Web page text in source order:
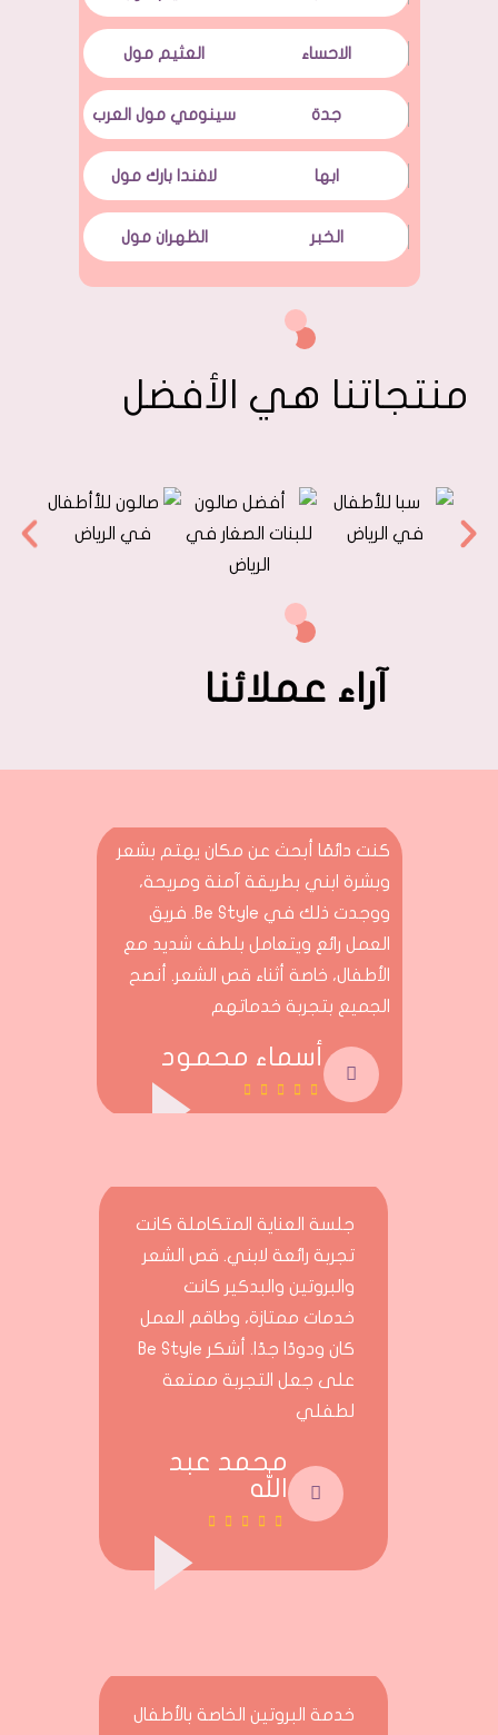
الاحساء العثيم مول
جدة سينومي مول العرب
ابها لافندا بارك مول
الخبر الظهران مول
منتجاتنا هي الأفضل
آراء عملائنا
كنت دائمًا أبحث عن مكان يهتم بشعر
وبشرة ابني بطريقة آمنة ومريحة،
ووجدت ذلك في Be Style. فريق
العمل رائع ويتعامل بلطف شديد مع
الأطفال، خاصة أثناء قص الشعر. أنصح
الجميع بتجربة خدماتهم
أسماء محمود
جلسة العناية المتكاملة كانت
تجربة رائعة لابني. قص الشعر
والبروتين والبدكير كانت
خدمات ممتازة، وطاقم العمل
كان ودودًا جدًا. أشكر Be Style
على جعل التجربة ممتعة
لطفلي
محمد عبد
الله
خدمة البروتين الخاصة بالأطفال